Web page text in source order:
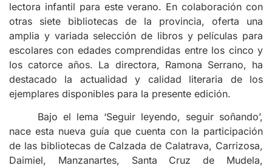
lectora infantil para este verano. En colaboración con
otras siete bibliotecas de la provincia, oferta una
amplia y variada selección de libros y películas para
escolares con edades comprendidas entre los cinco y
los catorce años. La directora, Ramona Serrano, ha
destacado la actualidad y calidad literaria de los
ejemplares disponibles para la presente edición.
Bajo el lema ‘Seguir leyendo, seguir soñando’,
nace esta nueva guía que cuenta con la participación
de las bibliotecas de Calzada de Calatrava, Carrizosa,
Daimiel, Manzanartes, Santa Cruz de Mudela,